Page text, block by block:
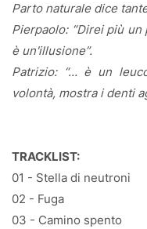
Parto naturale dice
Pierpaolo: “Direi più un
è un'illusione”.
Patrizio: “... è un
volontà, mostra i denti
TRACKLIST:
01 - Stella di neutroni
02 - Fuga
03 - Camino spento